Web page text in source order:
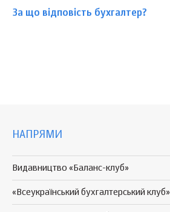
За що відповість бухгалтер?
НАПРЯМИ
Видавництво «Баланс-клуб»
«Всеукраїнський бухгалтерський клуб»